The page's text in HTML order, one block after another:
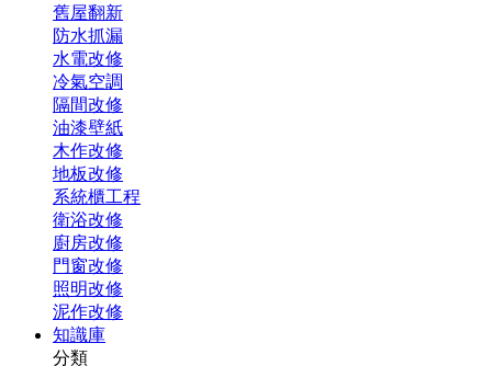
舊屋翻新
防水抓漏
水電改修
冷氣空調
隔間改修
油漆壁紙
木作改修
地板改修
系統櫃工程
衛浴改修
廚房改修
門窗改修
照明改修
泥作改修
知識庫
分類